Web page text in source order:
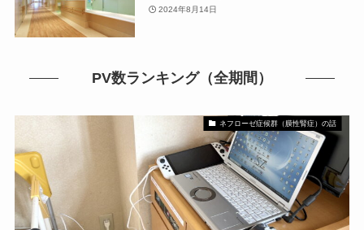
2024年8月14日
PV数ランキング（全期間）
ネフローゼ症候群（膜性腎症）の話